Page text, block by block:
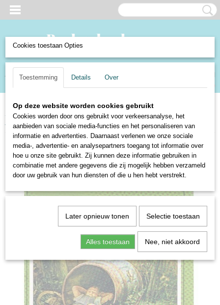
Inloggen Registreren
(0)
Home>Boeken en Strips> Boeken>Kinderboeken>Ot en Sien - deel 3 -
Jan Ligthart en H. Scheepstra
Cookies toestaan Opties
Toestemming Details Over
Op deze website worden cookies gebruikt
Cookies worden door ons gebruikt voor verkeersanalyse, het
aanbieden van sociale media-functies en het personaliseren van
informatie en advertenties. Daarnaast verlenen we onze sociale
media-, advertentie- en analysepartners toegang tot informatie over
hoe u onze site gebruikt. Zij kunnen deze informatie gebruiken in
combinatie met andere gegevens die zij mogelijk hebben verzameld
door uw gebruik van hun diensten of die u hen hebt verstrekt.
Later opnieuw tonen Selectie toestaan
Alles toestaan Nee, niet akkoord